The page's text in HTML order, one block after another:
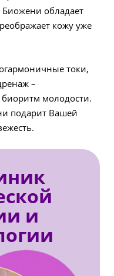
обладает
кожу уже
токи,
–
молодости.
подарит Вашей
и